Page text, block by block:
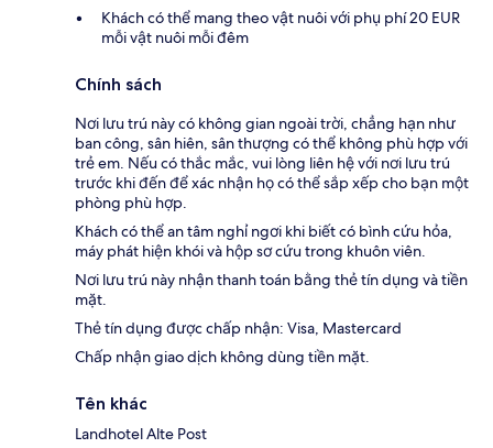
Khách có thể mang theo vật nuôi với phụ phí 20 EUR
mỗi vật nuôi mỗi đêm
Chính sách
Nơi lưu trú này có không gian ngoài trời, chẳng hạn như
ban công, sân hiên, sân thượng có thể không phù hợp với
trẻ em. Nếu có thắc mắc, vui lòng liên hệ với nơi lưu trú
trước khi đến để xác nhận họ có thể sắp xếp cho bạn một
phòng phù hợp.
Khách có thể an tâm nghỉ ngơi khi biết có bình cứu hỏa,
máy phát hiện khói và hộp sơ cứu trong khuôn viên.
Nơi lưu trú này nhận thanh toán bằng thẻ tín dụng và tiền
mặt.
Thẻ tín dụng được chấp nhận: Visa, Mastercard
Chấp nhận giao dịch không dùng tiền mặt.
Tên khác
Landhotel Alte Post